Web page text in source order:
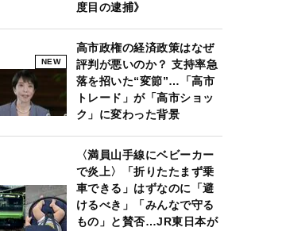
度目の逮捕》
NEW
高市政権の経済政策はなぜ
評判が悪いのか？ 支持率急
落を招いた“変節”…「高市
トレード」が「高市ショッ
ク」に変わった背景
〈満員山手線にベビーカー
で炎上〉「折りたたまず乗
車できる」はずなのに「避
けるべき」「みんなで守る
もの」と賛否…JR東日本が